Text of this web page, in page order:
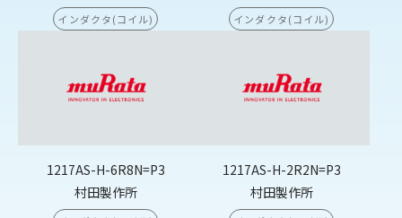
インダクタ(コイル) インダクタ(コイル)
1217AS-H-6R8N=P3
村田製作所
1217AS-H-2R2N=P3
村田製作所